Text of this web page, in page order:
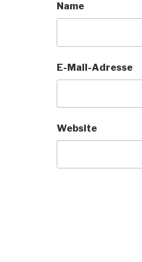
Name
E-Mail-Adresse
Website